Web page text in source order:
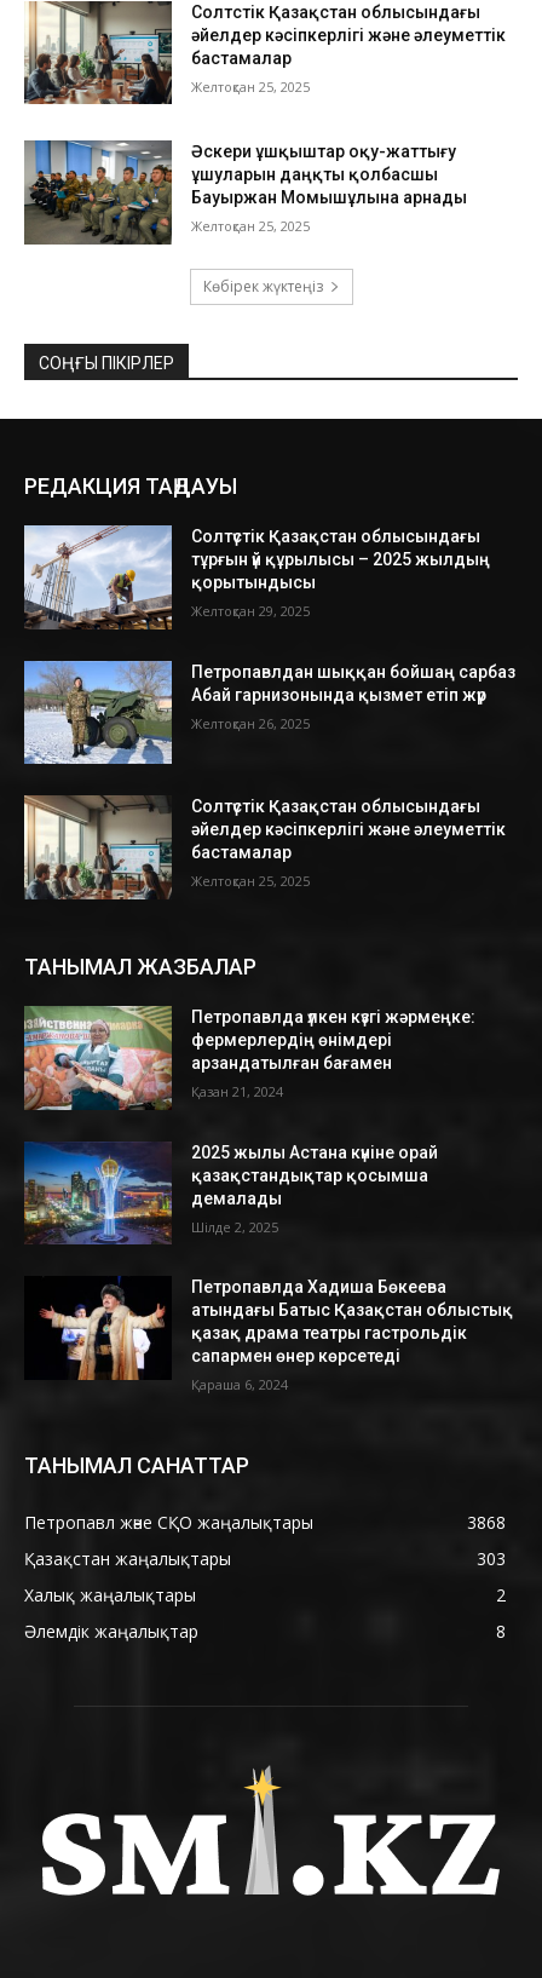
Солтүстік Қазақстан облысындағы
әйелдер кәсіпкерлігі және әлеуметтік
бастамалар
Желтоқсан 25, 2025
Әскери ұшқыштар оқу-жаттығу
ұшуларын даңқты қолбасшы
Бауыржан Момышұлына арнады
Желтоқсан 25, 2025
Көбірек жүктеңіз
СОҢҒЫ ПІКІРЛЕР
РЕДАКЦИЯ ТАҢДАУЫ
Солтүстік Қазақстан облысындағы
тұрғын үй құрылысы – 2025 жылдың
қорытындысы
Желтоқсан 29, 2025
Петропавлдан шыққан бойшаң сарбаз
Абай гарнизонында қызмет етіп жүр
Желтоқсан 26, 2025
Солтүстік Қазақстан облысындағы
әйелдер кәсіпкерлігі және әлеуметтік
бастамалар
Желтоқсан 25, 2025
ТАНЫМАЛ ЖАЗБАЛАР
Петропавлда үлкен күзгі жәрмеңке:
фермерлердің өнімдері
арзандатылған бағамен
Қазан 21, 2024
2025 жылы Астана күніне орай
қазақстандықтар қосымша
демалады
Шілде 2, 2025
Петропавлда Хадиша Бөкеева
атындағы Батыс Қазақстан облыстық
қазақ драма театры гастрольдік
сапармен өнер көрсетеді
Қараша 6, 2024
ТАНЫМАЛ САНАТТАР
Петропавл және СҚО жаңалықтары
3868
Қазақстан жаңалықтары
303
Халық жаңалықтары
2
Әлемдік жаңалықтар
8